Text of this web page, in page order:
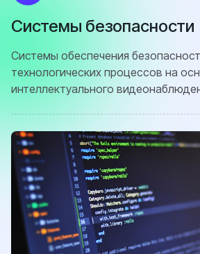
Системы безопасности
Системы обеспечения
технологических процессов на
интеллектуального